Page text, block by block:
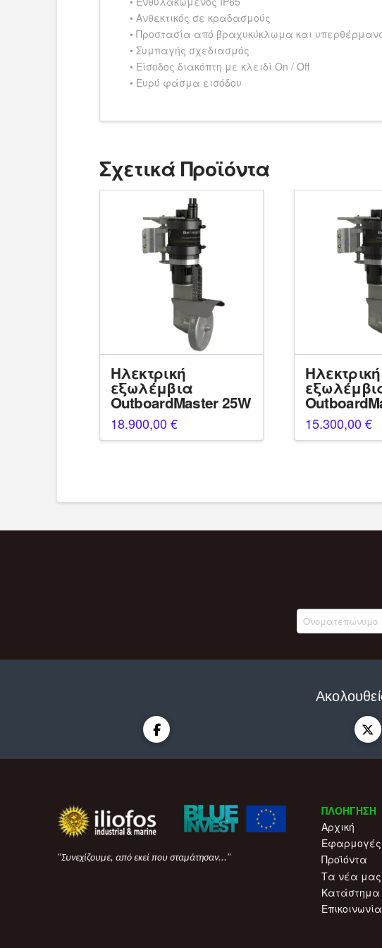
• Ανθεκτικός σε κραδασμούς
• Προστασία από βραχυκύκλωμα και
• Συμπαγής σχεδιασμός
• Είσοδος διακόπτη με κλειδί On / Off
• Ευρύ φάσμα εισόδου
Σχετικά Προϊόντα
Ηλεκτρική
εξωλέμβια
OutboardMaster 25W
18.900,00€
Ηλεκτρική
15.300,00€
"Συνεχίζουμε, από εκεί που σταμάτησαν..."
ΠΛΟΗΓΗΣΗ
Αρχική
Εφαρμογές
Προϊόντα
Τα νέα μας
Κατάστημα
Επικοινωνία